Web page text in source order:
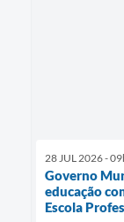
28 JUL 2026 -
Governo
educação
Escola